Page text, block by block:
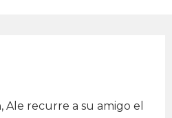
recurre a su amigo el